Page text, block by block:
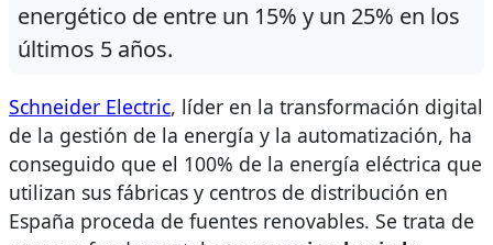
energético de entre un 15% y un 25% en los
últimos 5 años.
Schneider Electric, líder en la transformación digital
de la gestión de la energía y la automatización, ha
conseguido que el 100% de la energía eléctrica que
utilizan sus fábricas y centros de distribución en
España proceda de fuentes renovables. Se trata de